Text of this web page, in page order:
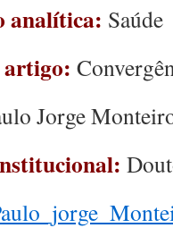
analítica: Saúde
Jorge